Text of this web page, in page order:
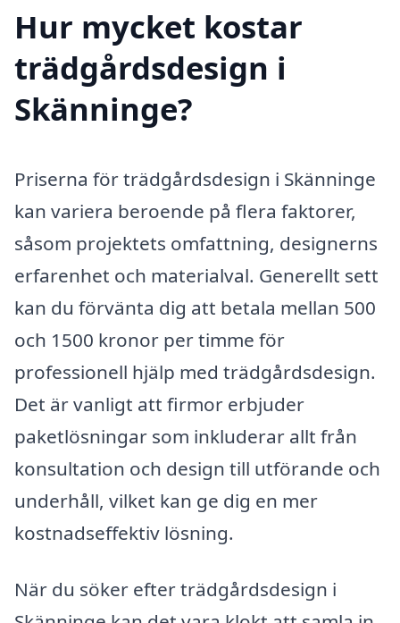
Hur mycket kostar
trädgårdsdesign i
Skänninge?
Priserna för trädgårdsdesign i Skänninge
kan variera beroende på flera faktorer,
såsom projektets omfattning, designerns
erfarenhet och materialval. Generellt sett
kan du förvänta dig att betala mellan 500
och 1500 kronor per timme för
professionell hjälp med trädgårdsdesign.
Det är vanligt att firmor erbjuder
paketlösningar som inkluderar allt från
konsultation och design till utförande och
underhåll, vilket kan ge dig en mer
kostnadseffektiv lösning.
När du söker efter trädgårdsdesign i